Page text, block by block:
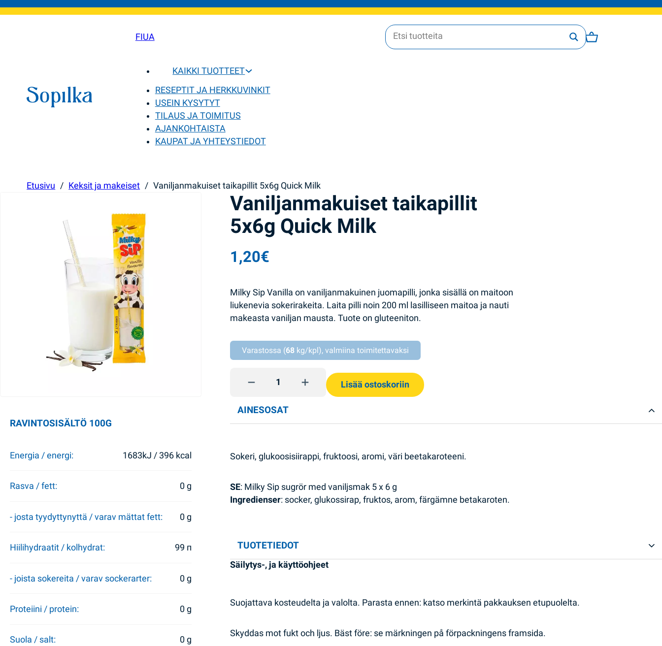
FIUA
KAIKKI TUOTTEET
RESEPTIT JA HERKKUVINKIT
USEIN KYSYTYT
TILAUS JA TOIMITUS
AJANKOHTAISTA
KAUPAT JA YHTEYSTIEDOT
Etusivu / Keksit ja makeiset / Vaniljanmakuiset taikapillit 5x6g Quick Milk
Vaniljanmakuiset taikapillit
5x6g Quick Milk
1,20€
Milky Sip Vanilla on vaniljanmakuinen juomapilli, jonka sisällä on maitoon
liukenevia sokerirakeita. Laita pilli noin 200 ml lasilliseen maitoa ja nauti
makeasta vaniljan mausta. Tuote on gluteeniton.
Varastossa (68 kg/kpl), valmiina toimitettavaksi
Vaniljanmakuiset taikapillit 5x6g Quick Milk quantity
Lisää ostoskoriin
RAVINTOSISÄLTÖ 100G
Energia / energi: 1683kJ / 396 kcal
Rasva / fett: 0 g
- josta tyydyttynyttä / varav mättat fett: 0 g
Hiilihydraatit / kolhydrat: 99 п
- joista sokereita / varav sockerarter: 0 g
Proteiini / protein: 0 g
Suola / salt: 0 g
AINESOSAT
Sokeri, glukoosisiirappi, fruktoosi, aromi, väri beetakaroteeni.
SE: Milky Sip sugrör med vaniljsmak 5 x 6 g
Ingredienser: socker, glukossirap, fruktos, arom, färgämne betakaroten.
TUOTETIEDOT
Säilytys-, ja käyttöohjeet
Suojattava kosteudelta ja valolta. Parasta ennen: katso merkintä pakkauksen etupuolelta.
Skyddas mot fukt och ljus. Bäst före: se märkningen på förpackningens framsida.